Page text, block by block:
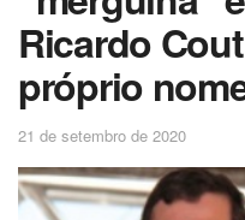
Ricardo
próprio
21 de setembro de 2020